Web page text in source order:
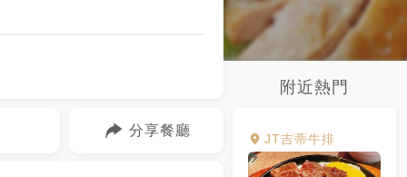
附近熱門
JT吉蒂牛排
分享餐廳